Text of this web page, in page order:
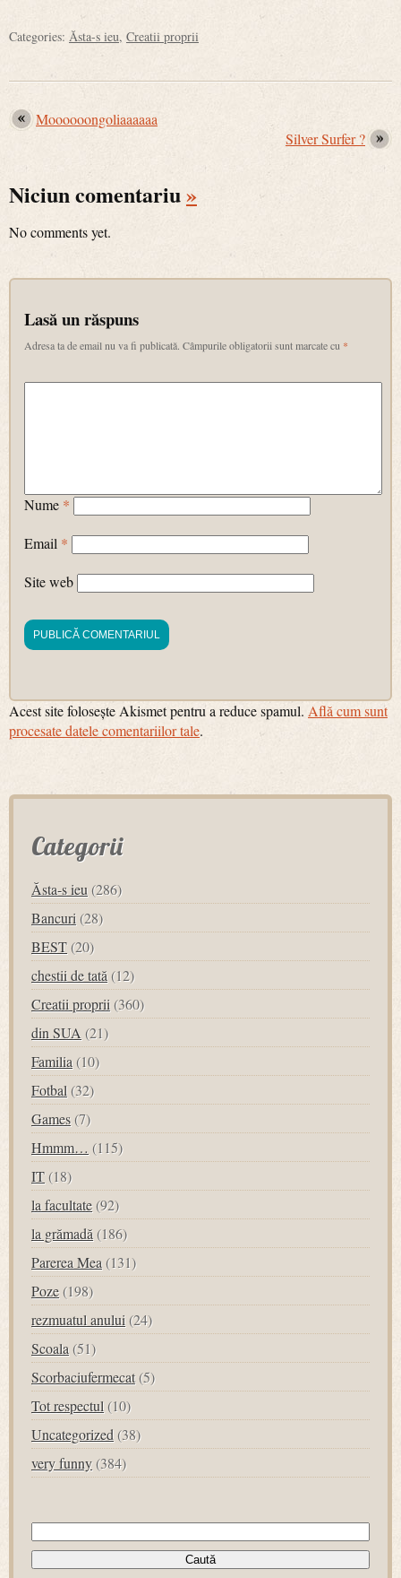
Categories: Ăsta-s ieu, Creatii proprii
Moooooongoliaaaaaa
Silver Surfer ?
Niciun comentariu»
No comments yet.
Lasă un răspuns
Adresa ta de email nu va fi publicată. Câmpurile obligatorii sunt marcate cu *
Nume *
Email *
Site web
Acest site folosește Akismet pentru a reduce spamul. Află cum sunt
procesate datele comentariilor tale.
Categorii
Ăsta-s ieu (286)
Bancuri (28)
BEST (20)
chestii de tată (12)
Creatii proprii (360)
din SUA (21)
Familia (10)
Fotbal (32)
Games (7)
Hmmm… (115)
IT (18)
la facultate (92)
la grămadă (186)
Parerea Mea (131)
Poze (198)
rezmuatul anului (24)
Scoala (51)
Scorbaciufermecat(5)
Tot respectul (10)
Uncategorized (38)
very funny (384)
Caută
după: